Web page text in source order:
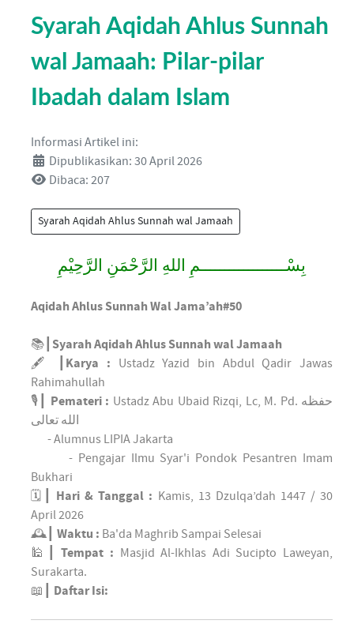
Syarah Aqidah Ahlus Sunnah
wal Jamaah: Pilar-pilar
Ibadah dalam Islam
Informasi Artikel ini:
Dipublikasikan: 30 April 2026
Dibaca: 207
Syarah Aqidah Ahlus Sunnah wal Jamaah
بِسْــــــــــــــــــمِ اللهِ الرَّحْمَنِ الرَّحِيْمِ
Aqidah Ahlus Sunnah Wal Jama’ah#50
📚┃ Syarah Aqidah Ahlus Sunnah wal Jamaah
🖋 ┃ Karya : Ustadz Yazid bin Abdul Qadir Jawas
Rahimahullah
🎙┃ Pemateri : Ustadz Abu Ubaid Rizqi, Lc, M. Pd. حفظه
الله تعالى
- Alumnus LIPIA Jakarta
- Pengajar Ilmu Syar'i Pondok Pesantren Imam
Bukhari
🗓┃ Hari & Tanggal : Kamis, 13 Dzulqa’dah 1447 / 30
April 2026
🕰┃ Waktu : Ba'da Maghrib Sampai Selesai
🕌┃Tempat : Masjid Al-Ikhlas Adi Sucipto Laweyan,
Surakarta.
📖┃ Daftar Isi: